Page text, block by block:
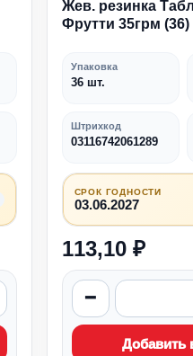
Жев. резинка
Фрутти 35грм (36)
Упаковка
36 шт.
Штрихкод
03116742061289
СРОК ГОДНОСТИ
03.06.2027
113,10 ₽
−
Добавить